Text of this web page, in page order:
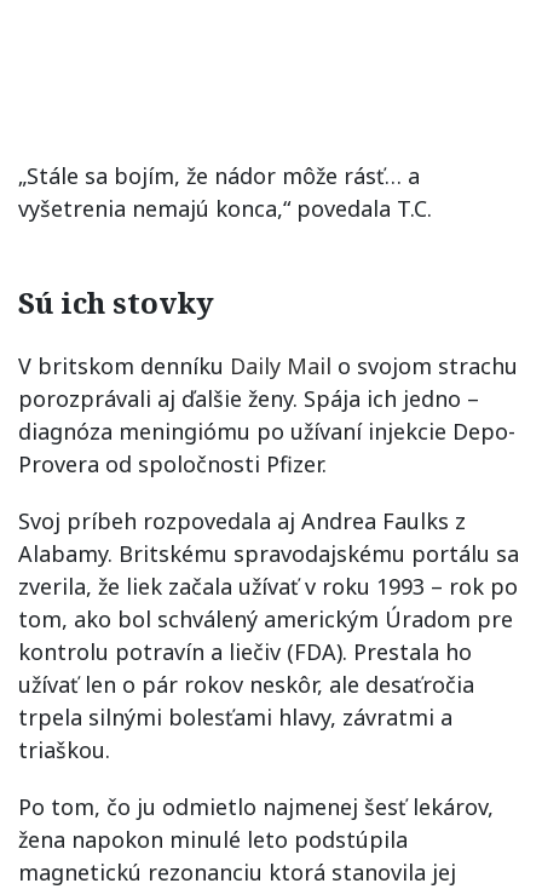
„Stále sa bojím, že nádor môže rásť… a
vyšetrenia nemajú konca,“ povedala T.C.
Sú ich stovky
V britskom denníku Daily Mail o svojom strachu
porozprávali aj ďalšie ženy. Spája ich jedno –
diagnóza meningiómu po užívaní injekcie Depo-
Provera od spoločnosti Pfizer.
Svoj príbeh rozpovedala aj Andrea Faulks z
Alabamy. Britskému spravodajskému portálu sa
zverila, že liek začala užívať v roku 1993 – rok po
tom, ako bol schválený americkým Úradom pre
kontrolu potravín a liečiv (FDA). Prestala ho
užívať len o pár rokov neskôr, ale desaťročia
trpela silnými bolesťami hlavy, závratmi a
triaškou.
Po tom, čo ju odmietlo najmenej šesť lekárov,
žena napokon minulé leto podstúpila
magnetickú rezonanciu ktorá stanovila jej